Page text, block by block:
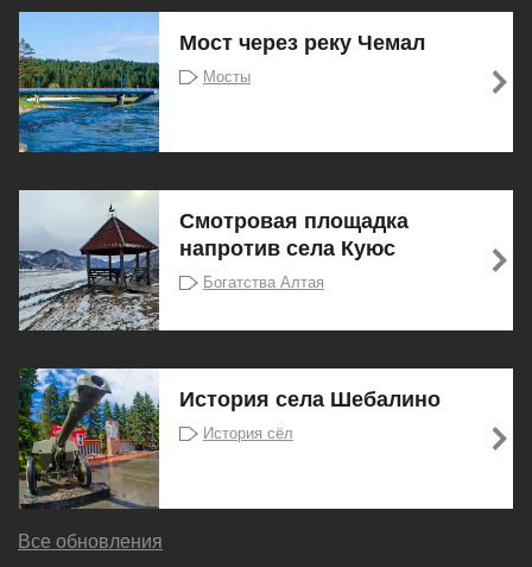
Мост через реку Чемал
Мосты
Смотровая площадка
напротив села Куюс
Богатства Алтая
История села Шебалино
История сёл
Все обновления